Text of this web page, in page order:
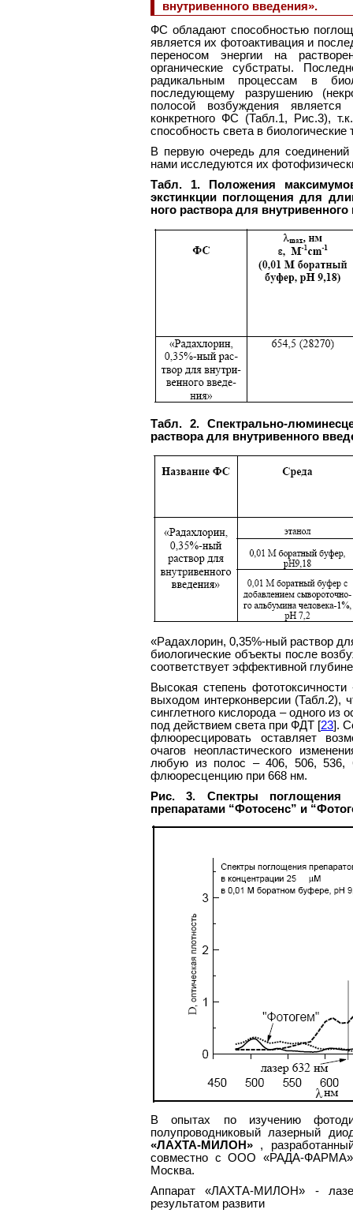
внутривенного введения».
ФС обладают способностью
является их фотоактивация и
переносом энергии на
органические субстраты.
радикальным процессам в
последующему разрушению
полосой возбуждения
конкретного ФС (Табл.1, Рис.3),
способность света в биологические
В первую очередь для соединений
нами исследуются их
Табл. 1. Положения
экстинкции поглощения для
ного раствора для
Табл. 2. Спектрально-
раствора для внутривенного
«Радахлорин, 0,35%-ный раствор
биологические объекты после
соответствует эффективной
Высокая степень
выходом интерконверсии (Табл.2),
синглетного кислорода – одного
под действием света при ФДТ [23].
флюоресцировать оставляет
очагов неопластического
любую из полос – 406, 506, 536,
флюоресценцию при 668 нм.
Рис. 3. Спектры поглощения
препаратами “Фотосенс” и
В опытах по изучению
полупроводниковый лазерный
«ЛАХТА-МИЛОН» ,
совместно с ООО «РАДА-
Москва.
Аппарат «ЛАХТА-МИЛОН» -
результатом развити